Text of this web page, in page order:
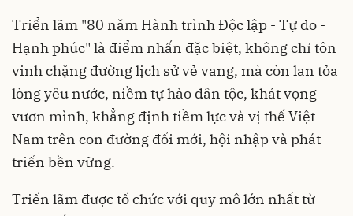
Triển lãm "80 năm Hành trình Độc lập - Tự do -
Hạnh phúc" là điểm nhấn đặc biệt, không chỉ tôn
vinh chặng đường lịch sử vẻ vang, mà còn lan tỏa
lòng yêu nước, niềm tự hào dân tộc, khát vọng
vươn mình, khẳng định tiềm lực và vị thế Việt
Nam trên con đường đổi mới, hội nhập và phát
triển bền vững.
Triển lãm được tổ chức với quy mô lớn nhất từ